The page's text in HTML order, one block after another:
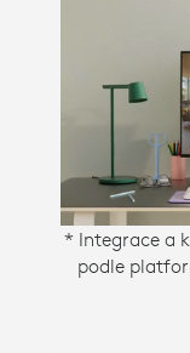
* Integrace a
podle